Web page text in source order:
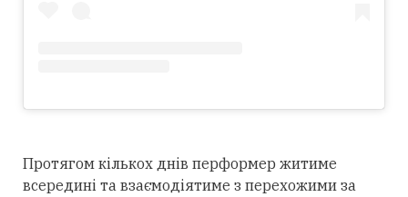
Протягом кількох днів перформер житиме
всередині та взаємодіятиме з перехожими за